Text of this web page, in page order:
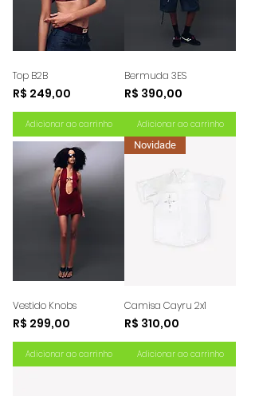
Top B2B
Preço
R$ 249,00
Adicionar ao carrinho
Bermuda 3ES
Preço
R$ 390,00
Adicionar ao carrinho
Vestido Knobs
Preço
R$ 299,00
Adicionar ao carrinho
Novidade
Camisa Cayru 2x1
Preço
R$ 310,00
Adicionar ao carrinho